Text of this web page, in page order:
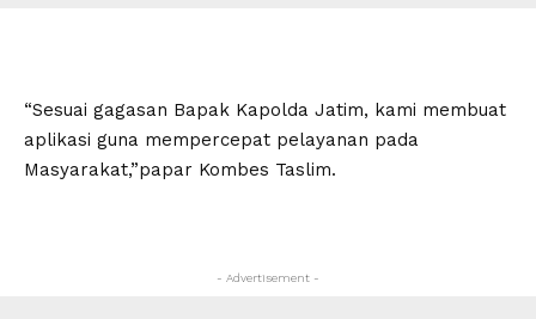
“Sesuai gagasan Bapak Kapolda Jatim, kami membuat
aplikasi guna mempercepat pelayanan pada
Masyarakat,”papar Kombes Taslim.
- Advertisement -